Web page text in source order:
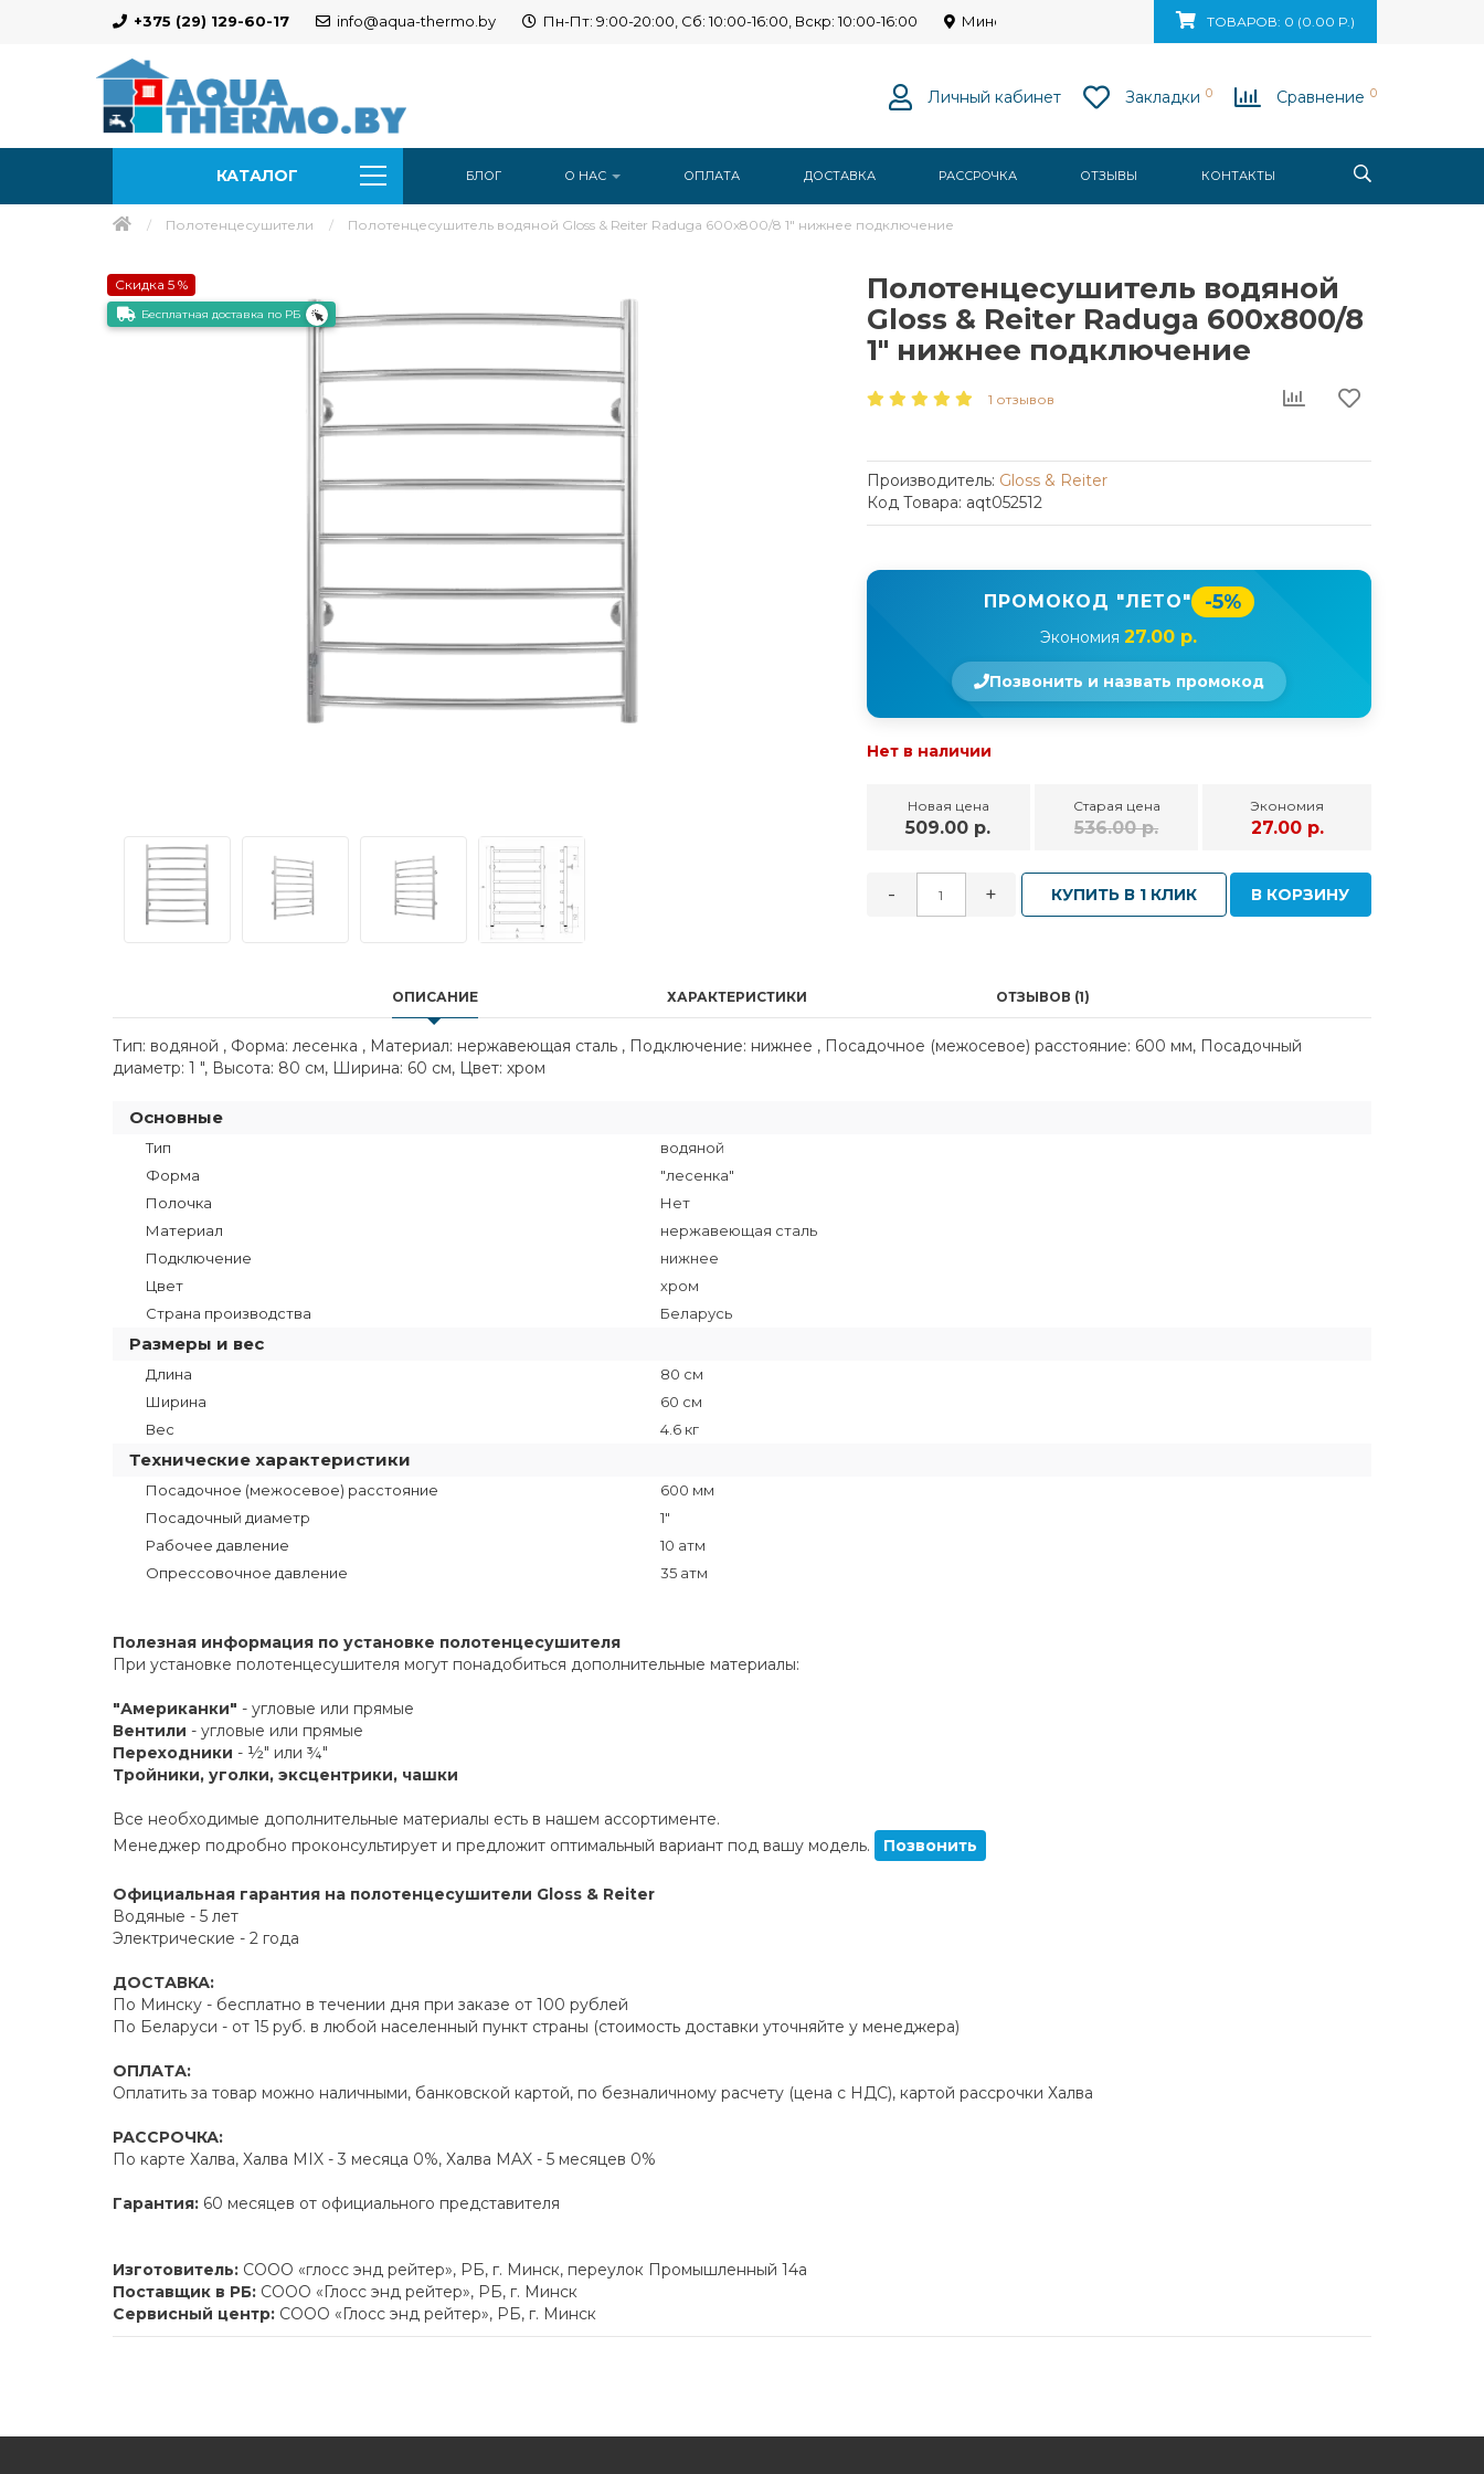
+375 (29) 129-60-17 info@aqua-thermo.by Пн-Пт: 9:00-20:00, Сб: 10:00-16:00, Вскр: 10:00-16:00 Минск, ул. Ваупшасова, д. 10, пом. 131ТОВАРОВ: 0 (0.00 Р.)
Личный кабинет Закладки 0 Сравнение 0
КАТАЛОГ БЛОГ О НАС ОПЛАТА ДОСТАВКА РАССРОЧКА ОТЗЫВЫ КОНТАКТЫ
Полотенцесушители Полотенцесушитель водяной Gloss & Reiter Raduga 600х800/8 1" нижнее подключение
Скидка 5 %
Бесплатная доставка по РБ
Полотенцесушитель водяной
Gloss & Reiter Raduga 600х800/8
1" нижнее подключение
1 отзывов
Производитель: Gloss & Reiter
Код Товара: aqt052512
ПРОМОКОД "ЛЕТО" -5%
Экономия27.00 р.
Позвонить и назвать промокод
Нет в наличии
Новая цена
509.00 р.
Старая цена
536.00 р.
Экономия
27.00 р.
- + КУПИТЬ В 1 КЛИК В КОРЗИНУ
ОПИСАНИЕ ХАРАКТЕРИСТИКИ ОТЗЫВОВ (1)
Тип: водяной , Форма: лесенка , Материал: нержавеющая сталь , Подключение: нижнее , Посадочное (межосевое) расстояние: 600 мм, Посадочный
диаметр: 1 ", Высота: 80 см, Ширина: 60 см, Цвет: хром
Основные
Тип
водяной
Форма
"лесенка"
Полочка
Нет
Материал
нержавеющая сталь
Подключение
нижнее
Цвет
хром
Страна производства
Беларусь
Размеры и вес
Длина
80 см
Ширина
60 см
Вес
4.6 кг
Технические характеристики
Посадочное (межосевое) расстояние
600 мм
Посадочный диаметр
1"
Рабочее давление
10 атм
Опрессовочное давление
35 атм
Полезная информация по установке полотенцесушителя
При установке полотенцесушителя могут понадобиться дополнительные материалы:
"Американки" - угловые или прямые
Вентили - угловые или прямые
Переходники - ½" или ¾"
Тройники, уголки, эксцентрики, чашки
Все необходимые дополнительные материалы есть в нашем ассортименте.
Менеджер подробно проконсультирует и предложит оптимальный вариант под вашу модель.
Позвонить
Официальная гарантия на полотенцесушители Gloss & Reiter
Водяные - 5 лет
Электрические - 2 года
ДОСТАВКА:
По Минску - бесплатно в течении дня при заказе от 100 рублей
По Беларуси - от 15 руб. в любой населенный пункт страны (стоимость доставки уточняйте у менеджера)
ОПЛАТА:
Оплатить за товар можно наличными, банковской картой, по безналичному расчету (цена с НДС), картой рассрочки Халва
РАССРОЧКА:
По карте Халва, Халва MIX - 3 месяца 0%, Халва MAX - 5 месяцев 0%
Гарантия: 60 месяцев от официального представителя
Изготовитель: СООО «глосс энд рейтер», РБ, г. Минск, переулок Промышленный 14а
Поставщик в РБ: СООО «Глосс энд рейтер», РБ, г. Минск
Сервисный центр: СООО «Глосс энд рейтер», РБ, г. Минск